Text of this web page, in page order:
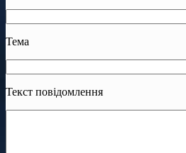
Тема
Текст повідомлення